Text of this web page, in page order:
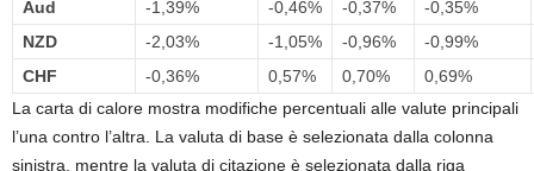
Aud
-1,39% -0,46% -0,37%
-0,35%
NZD
-2,03% -1,05% -0,96%
-0,99%
CHF
-0,36% 0,57% 0,70%
0,69%
La carta di calore mostra modifiche percentuali alle valute principali
l’una contro l’altra. La valuta di base è selezionata dalla colonna
sinistra, mentre la valuta di citazione è selezionata dalla riga